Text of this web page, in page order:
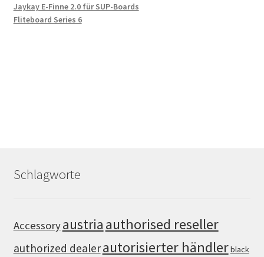
Jaykay E-Finne 2.0 für SUP-Boards
Fliteboard Series 6
Schlagworte
Accessoryaustria authorised reseller
authorized dealerautorisierter händlerblack